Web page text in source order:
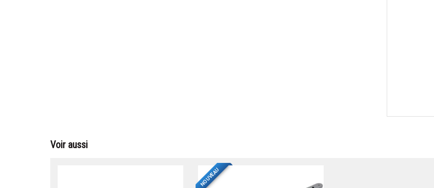
Voir aussi
NOUVEAU